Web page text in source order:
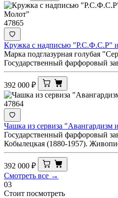
47865
Кружка с надписью "Р.С.Ф.С.Р"
Марка подглазурная голубая
Государственный фарфоровый
392 000 ₽
47864
Чашка из сервиза "Авангардизм
Государственный фарфоровый
Кобылецкая (1880-1957).
392 000 ₽
Смотреть все →
03
Стоит посмотреть